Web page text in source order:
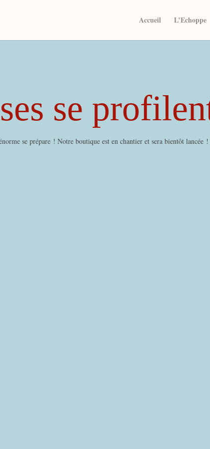
Accueil L’Echoppe
se
se prépare ! Notre boutique est en chantier et sera bientôt lancée !